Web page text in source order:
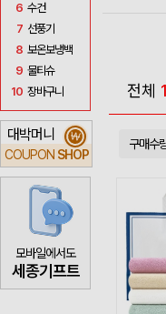
6 수건
7 선풍기
8 보온보냉백
9 물티슈
10 장바구니
대박머니
COUPON SHOP
₩
모바일에서도
세종기프트
전체
구매수